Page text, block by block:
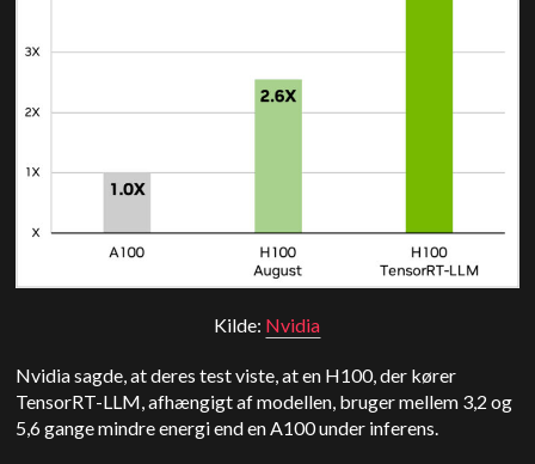
Kilde: Nvidia
Nvidia sagde, at deres test viste, at en H100, der kører
TensorRT-LLM, afhængigt af modellen, bruger mellem 3,2 og
5,6 gange mindre energi end en A100 under inferens.